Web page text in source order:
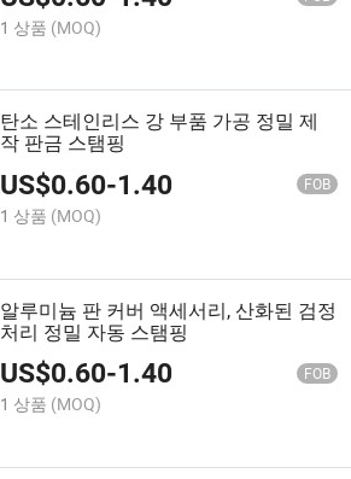
1 상품 (MOQ)
탄소 스테인리스 강 부품 가공 정밀 제
작 판금 스탬핑
US$0.60-1.40 FOB
1 상품 (MOQ)
알루미늄 판 커버 액세서리, 산화된 검정
처리 정밀 자동 스탬핑
US$0.60-1.40 FOB
1 상품 (MOQ)